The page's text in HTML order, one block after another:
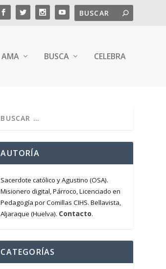
AMA BUSCA CELEBRA
AUTORÍA
Sacerdote católico y Agustino (OSA).
Misionero digital, Párroco, Licenciado en
Pedagogía por Comillas CIHS. Bellavista,
Aljaraque (Huelva). Contacto.
CATEGORÍAS